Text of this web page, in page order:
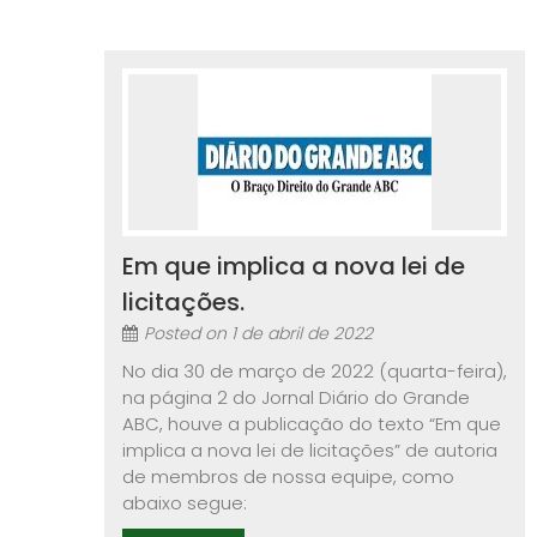
Em que implica a nova lei de
licitações.
Posted on 1 de abril de 2022
No dia 30 de março de 2022 (quarta-feira),
na página 2 do Jornal Diário do Grande
ABC, houve a publicação do texto “Em que
implica a nova lei de licitações” de autoria
de membros de nossa equipe, como
abaixo segue: